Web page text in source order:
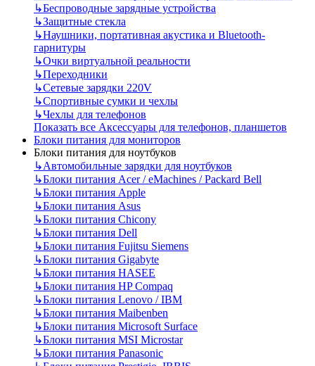
↳Беспроводные зарядные устройства
↳Защитные стекла
↳Наушники, портативная акустика и Bluetooth-
гарнитуры
↳Очки виртуальной реальности
↳Переходники
↳Сетевые зарядки 220V
↳Спортивные сумки и чехлы
↳Чехлы для телефонов
Показать все Аксессуары для телефонов, планшетов
Блоки питания для мониторов
Блоки питания для ноутбуков
↳Автомобильные зарядки для ноутбуков
↳Блоки питания Acer / eMachines / Packard Bell
↳Блоки питания Apple
↳Блоки питания Asus
↳Блоки питания Chicony
↳Блоки питания Dell
↳Блоки питания Fujitsu Siemens
↳Блоки питания Gigabyte
↳Блоки питания HASEE
↳Блоки питания HP Compaq
↳Блоки питания Lenovo / IBM
↳Блоки питания Maibenben
↳Блоки питания Microsoft Surface
↳Блоки питания MSI Microstar
↳Блоки питания Panasonic